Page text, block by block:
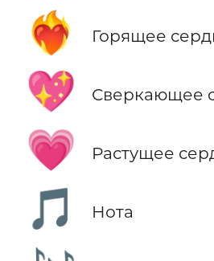
❤️‍🔥 Горящее
💖 Сверкающее
💗 Растущее
🎵 Нота